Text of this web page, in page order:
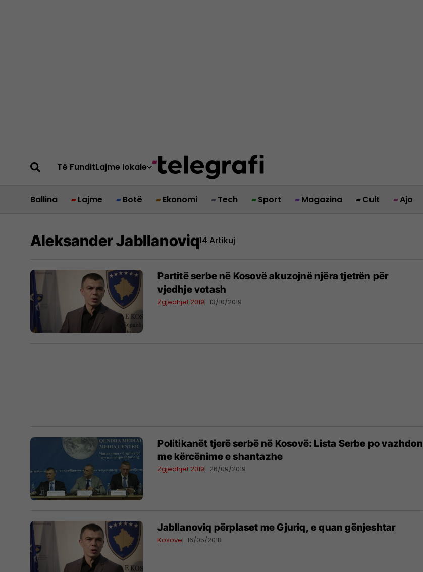
Të FunditLajme lokale
Ballina Lajme Botë Ekonomi Tech Sport Magazina Cult Ajo
Aleksander Jabllanoviq14 Artikuj
Partitë serbe në Kosovë akuzojnë njëra tjetrën për
vjedhje votash
Zgjedhjet 2019 13/10/2019
Politikanët tjerë serbë në Kosovë: Lista Serbe po vazhdon
me kërcënime e shantazhe
Zgjedhjet 2019 26/09/2019
Jabllanoviq përplaset me Gjuriq, e quan gënjeshtar
Kosovë 16/05/2018